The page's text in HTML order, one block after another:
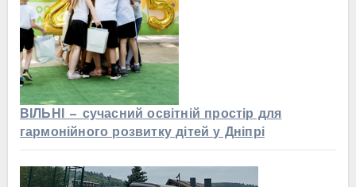
ВІЛЬНІ — сучасний освітній простір для
гармонійного розвитку дітей у Дніпрі